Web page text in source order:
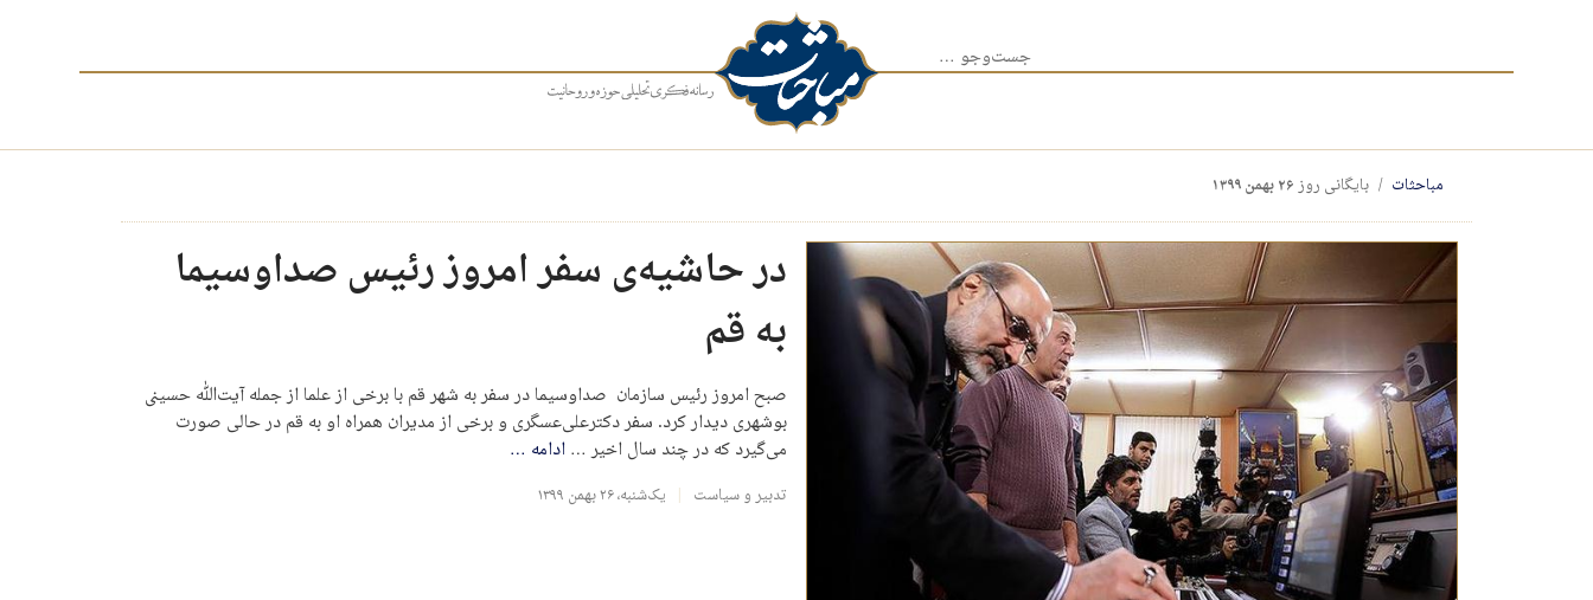
جست‌وجو برای:
مباحثات بایگانی روز۲۶ بهمن ۱۳۹۹
در حاشیه‌ی سفر امروز رئیس صداوسیما
به قم
صبح امروز رئیس سازمان صداوسیما در سفر به شهر قم با برخی از علما از جمله آیت‌ﷲ حسینی
بوشهری دیدار کرد. سفر دکترعلی‌عسگری و برخی از مدیران همراه او به قم در حالی صورت
می‌گیرد که در چند سال اخیر …ادامه …
تدبیر و سیاست یک‌شنبه، ۲۶ بهمن ۱۳۹۹